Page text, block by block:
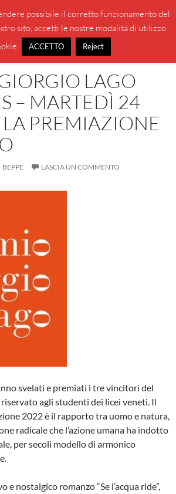
MENU
LAGO
– MARTEDÌ 24
PREMIAZIONE
BEPPE LASCIA UN COMMENTO
svelati e premiati i tre vincitori del
agli studenti dei licei veneti. Il
2022 è il rapporto tra uomo e natura,
radicale che l’azione umana ha indotto
per secoli modello di armonico
e nostalgico romanzo “Se l’acqua ride”,
possibile il corretto funzionamento del
sito, accetti le nostre modalità di utilizzo
ACCETTO Reject